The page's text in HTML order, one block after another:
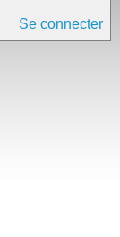
Se connecter